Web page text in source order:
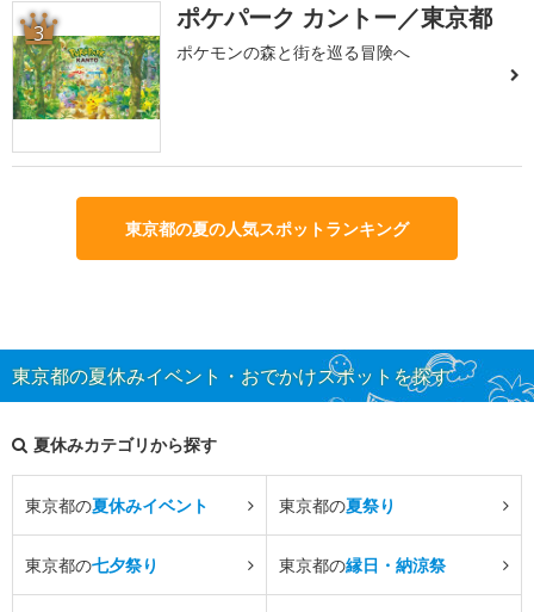
3 ポケパーク カントー／東京都
ポケモンの森と街を巡る冒険へ
東京都の夏の人気スポットランキング
東京都の夏休みイベント・おでかけスポットを探す
夏休みカテゴリから探す
東京都の夏休みイベント 東京都の夏祭り
東京都の七夕祭り 東京都の縁日・納涼祭